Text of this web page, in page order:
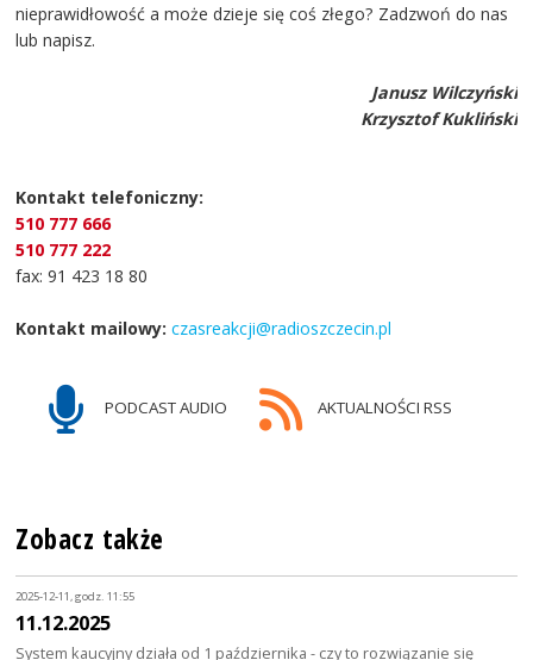
nieprawidłowość a może dzieje się coś złego? Zadzwoń do nas
lub napisz.
Janusz Wilczyński
Krzysztof Kukliński
Kontakt telefoniczny:
510 777 666
510 777 222
fax: 91 423 18 80
Kontakt mailowy: czasreakcji@radioszczecin.pl
PODCAST AUDIO AKTUALNOŚCI RSS
Zobacz także
2025-12-11, godz. 11:55
11.12.2025
System kaucyjny działa od 1 października - czy to rozwiązanie się